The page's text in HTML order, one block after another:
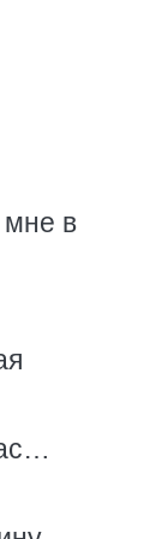
мне в